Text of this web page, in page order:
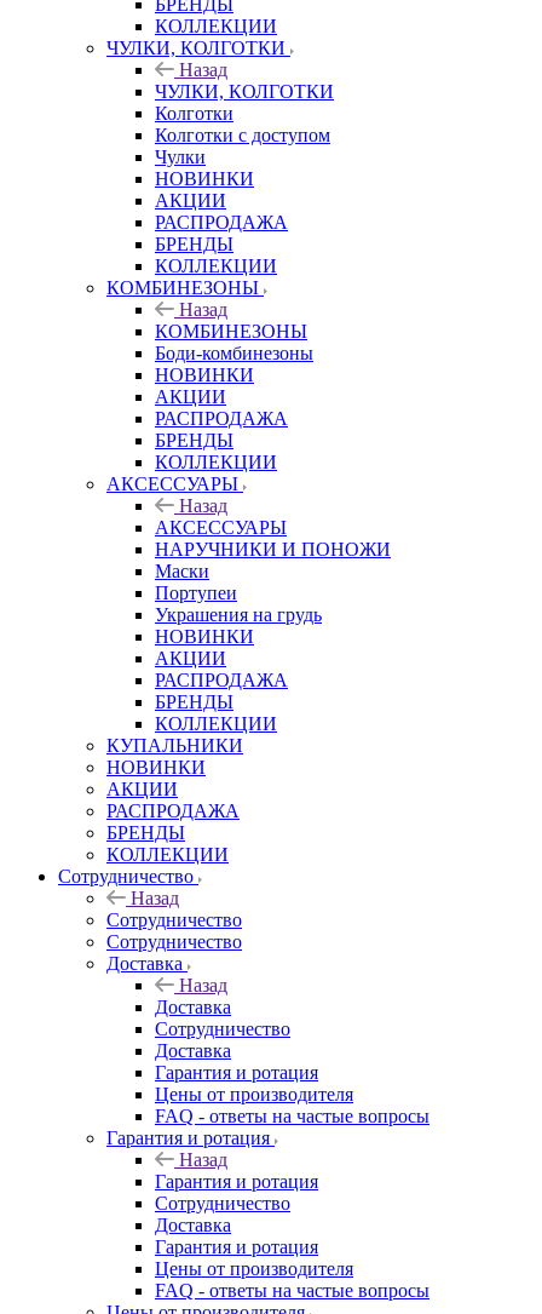
БРЕНДЫ
КОЛЛЕКЦИИ
ЧУЛКИ, КОЛГОТКИ
Назад
ЧУЛКИ, КОЛГОТКИ
Колготки
Колготки с доступом
Чулки
НОВИНКИ
АКЦИИ
РАСПРОДАЖА
БРЕНДЫ
КОЛЛЕКЦИИ
КОМБИНЕЗОНЫ
Назад
КОМБИНЕЗОНЫ
Боди-комбинезоны
НОВИНКИ
АКЦИИ
РАСПРОДАЖА
БРЕНДЫ
КОЛЛЕКЦИИ
АКСЕССУАРЫ
Назад
АКСЕССУАРЫ
НАРУЧНИКИ И ПОНОЖИ
Маски
Портупеи
Украшения на грудь
НОВИНКИ
АКЦИИ
РАСПРОДАЖА
БРЕНДЫ
КОЛЛЕКЦИИ
КУПАЛЬНИКИ
НОВИНКИ
АКЦИИ
РАСПРОДАЖА
БРЕНДЫ
КОЛЛЕКЦИИ
Сотрудничество
Назад
Сотрудничество
Сотрудничество
Доставка
Назад
Доставка
Сотрудничество
Доставка
Гарантия и ротация
Цены от производителя
FAQ - ответы на частые вопросы
Гарантия и ротация
Назад
Гарантия и ротация
Сотрудничество
Доставка
Гарантия и ротация
Цены от производителя
FAQ - ответы на частые вопросы